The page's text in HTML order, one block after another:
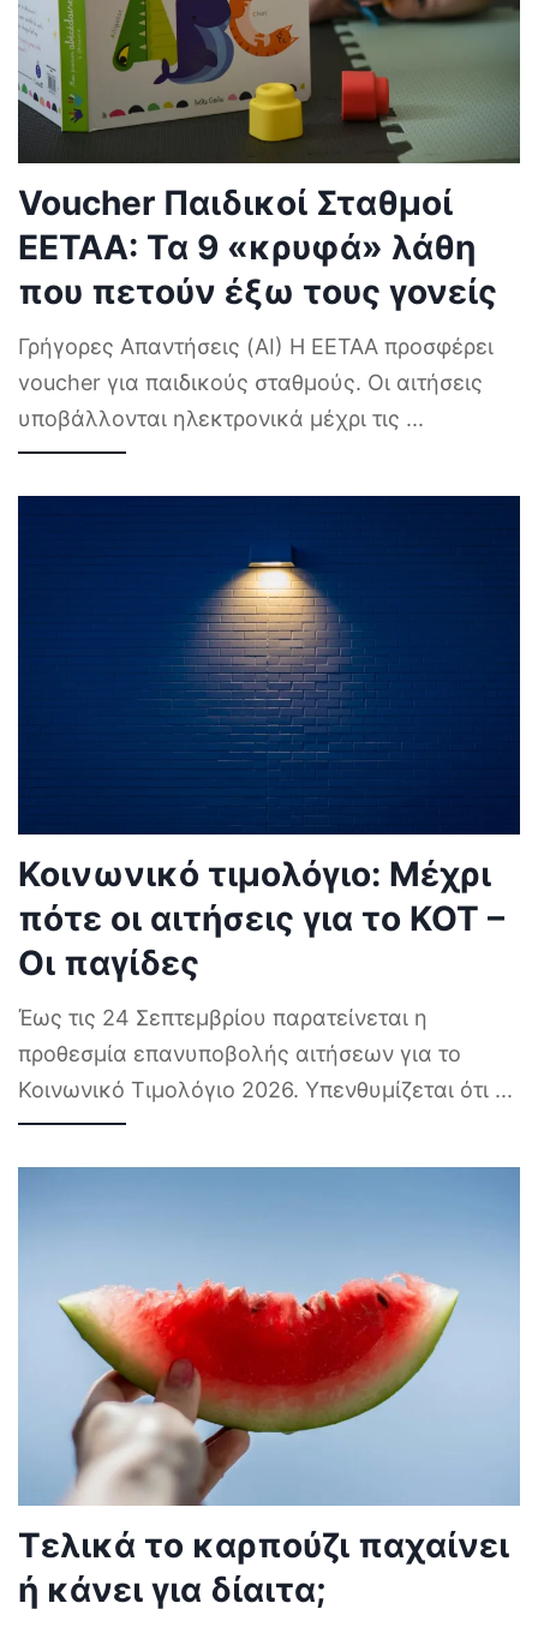
Voucher Παιδικοί Σταθμοί
ΕΕΤΑΑ: Τα 9 «κρυφά» λάθη
που πετούν έξω τους γονείς
Γρήγορες Απαντήσεις (AI) Η ΕΕΤΑΑ προσφέρει
voucher για παιδικούς σταθμούς. Οι αιτήσεις
υποβάλλονται ηλεκτρονικά μέχρι τις ...
Κοινωνικό τιμολόγιο: Μέχρι
πότε οι αιτήσεις για το ΚΟΤ –
Οι παγίδες
Έως τις 24 Σεπτεμβρίου παρατείνεται η
προθεσμία επανυποβολής αιτήσεων για το
Κοινωνικό Τιμολόγιο 2026. Υπενθυμίζεται ότι ...
Τελικά το καρπούζι παχαίνει
ή κάνει για δίαιτα;